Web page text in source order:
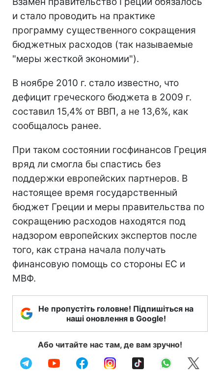
и стало проводить на практике
программу существенного сокращения
бюджетных расходов (так называемые
"меры жесткой экономии").
В ноябре 2010 г. стало известно, что
дефицит греческого бюджета в 2009 г.
составил 15,4% от ВВП, а не 13,6%, как
сообщалось ранее.
При таком состоянии госфинансов Греция
вряд ли смогла бы спастись без
поддержки европейских партнеров. В
настоящее время государственный
бюджет Греции и меры правительства по
сокращению расходов находятся под
надзором европейских экспертов после
того, как страна начала получать
финансовую помощь со стороны ЕС и
МВФ.
Не пропустіть головне! Підпишіться на
наші оновлення в Google!
Або читайте нас там, де вам зручно!